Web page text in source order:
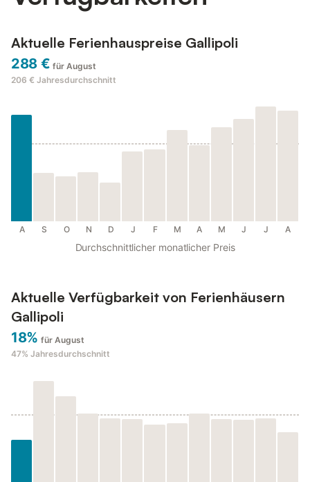
Aktuelle Ferienhauspreise Gallipoli
288 € für August
206 € Jahresdurchschnitt
A S O N D J F M A M J J A
Durchschnittlicher monatlicher Preis
Aktuelle Verfügbarkeit von Ferienhäusern
Gallipoli
18% für August
47% Jahresdurchschnitt